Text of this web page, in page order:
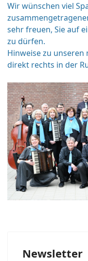
Wir wünschen viel
sehr freuen, Sie auf
zu dürfen.
Hinweise zu unseren
direkt rechts in der
Newsletter